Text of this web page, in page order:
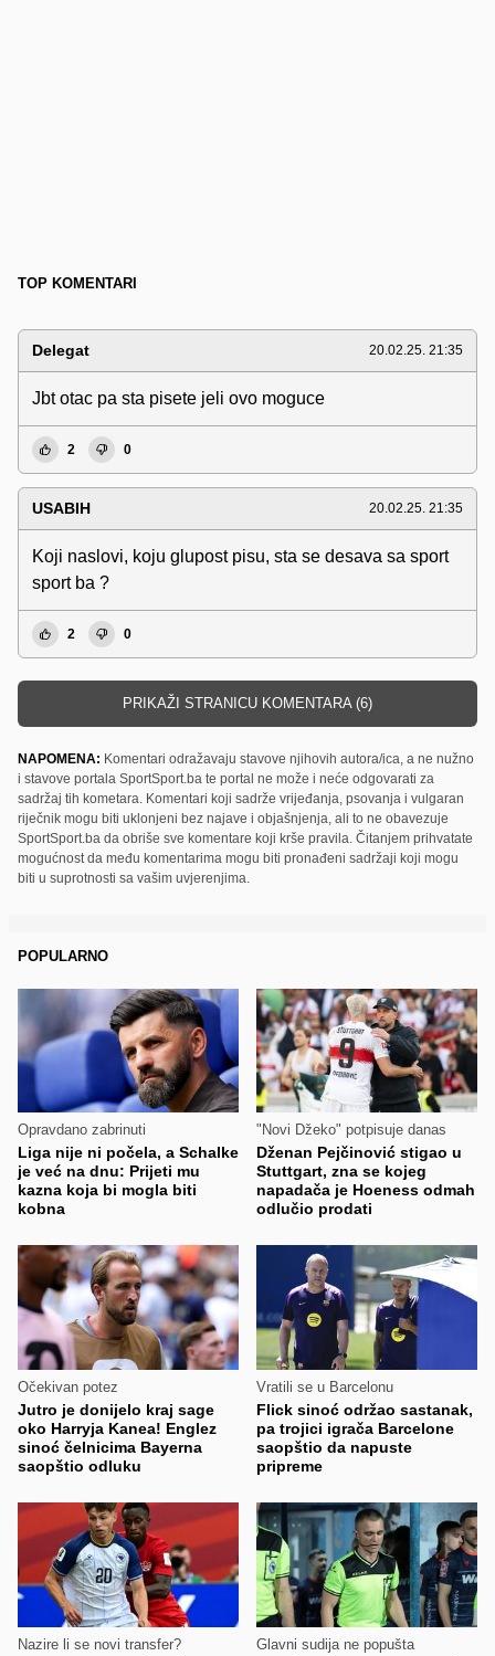
TOP KOMENTARI
Delegat 20.02.25. 21:35
Jbt otac pa sta pisete jeli ovo moguce
2 0
USABIH 20.02.25. 21:35
Koji naslovi, koju glupost pisu, sta se desava sa sport
sport ba ?
2 0
PRIKAŽI STRANICU KOMENTARA (6)
NAPOMENA: Komentari odražavaju stavove njihovih autora/ica, a ne nužno
i stavove portala SportSport.ba te portal ne može i neće odgovarati za
sadržaj tih kometara. Komentari koji sadrže vrijeđanja, psovanja i vulgaran
riječnik mogu biti uklonjeni bez najave i objašnjenja, ali to ne obavezuje
SportSport.ba da obriše sve komentare koji krše pravila. Čitanjem prihvatate
mogućnost da među komentarima mogu biti pronađeni sadržaji koji mogu
biti u suprotnosti sa vašim uvjerenjima.
POPULARNO
Opravdano zabrinuti
Liga nije ni počela, a Schalke
je već na dnu: Prijeti mu
kazna koja bi mogla biti
kobna
"Novi Džeko" potpisuje danas
Dženan Pejčinović stigao u
Stuttgart, zna se kojeg
napadača je Hoeness odmah
odlučio prodati
Očekivan potez
Jutro je donijelo kraj sage
oko Harryja Kanea! Englez
sinoć čelnicima Bayerna
saopštio odluku
Vratili se u Barcelonu
Flick sinoć održao sastanak,
pa trojici igrača Barcelone
saopštio da napuste
pripreme
Nazire li se novi transfer? Glavni sudija ne popušta